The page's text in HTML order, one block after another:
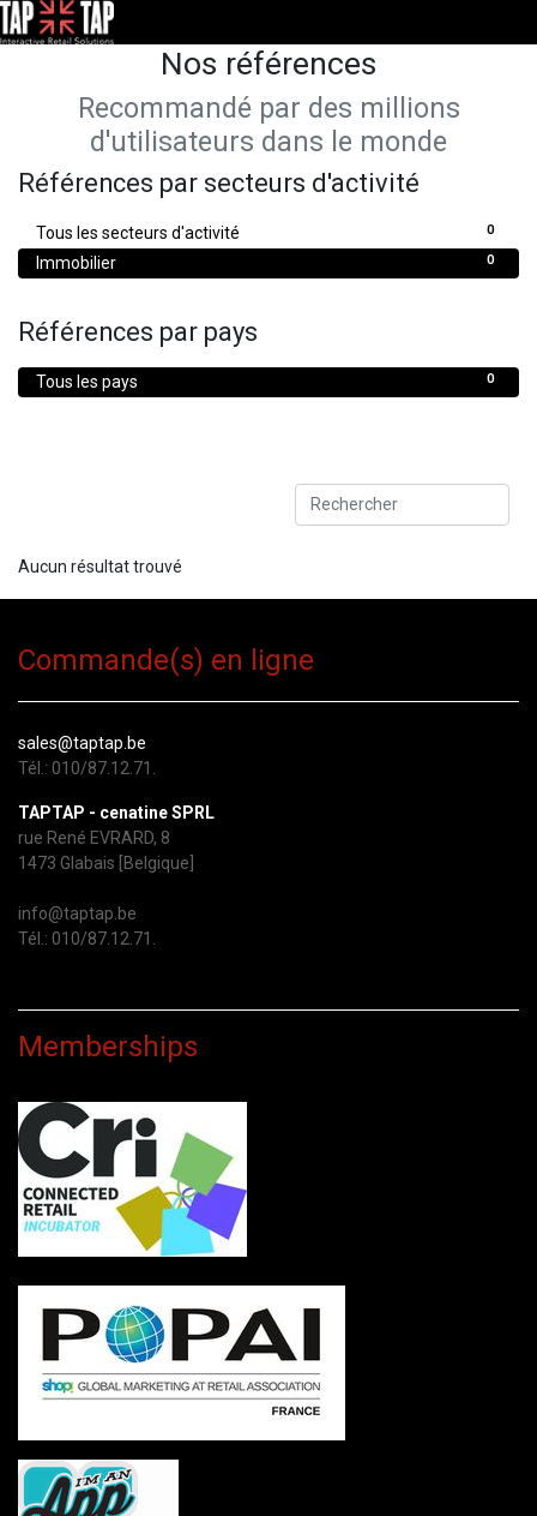
Nos références
Recommandé par des millions
d'utilisateurs dans le monde
Références par secteurs d'activité
0
Tous les secteurs d'activité
0
Immobilier
Références par pays
0
Tous les pays
Aucun résultat trouvé
Commande(s) en ligne
sales@taptap.be
Tél.: 010/87.12.71.
TAPTAP - cenatine SPRL
rue René EVRARD, 8
1473 Glabais [Belgique]
info@taptap.be
Tél.: 010/87.12.71.
Memberships